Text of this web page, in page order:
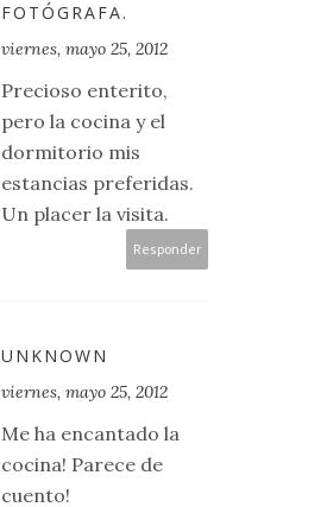
FOTÓGRAFA.
viernes, mayo 25, 2012
Precioso enterito,
pero la cocina y el
dormitorio mis
estancias preferidas.
Un placer la visita.
Responder
UNKNOWN
viernes, mayo 25, 2012
Me ha encantado la
cocina! Parece de
cuento!